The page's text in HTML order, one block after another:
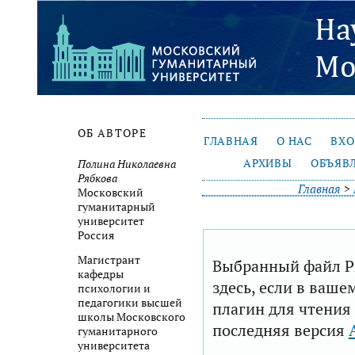
ОБ АВТОРЕ
Полина Николаевна
Рябкова
Московский
гуманитарный
университет
Россия
Магистрант
кафедры
психологии и
педагогики высшей
школы Московского
гуманитарного
университета
ГЛАВНАЯ О НАС
АРХИВЫ
Главная >
Выбранный файл
здесь, если в
плагин для
последняя версия